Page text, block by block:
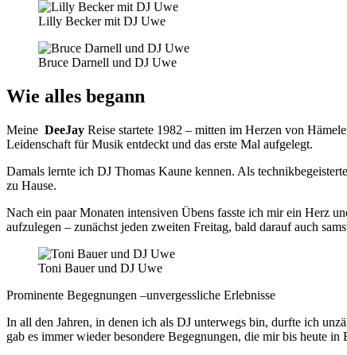
Lilly Becker mit DJ Uwe
Bruce Darnell und DJ Uwe
Wie alles begann
Meine DeeJay Reise startete 1982 – mitten im Herzen von
Leidenschaft für Musik entdeckt und das erste Mal aufgelegt.
Damals lernte ich DJ Thomas Kaune kennen. Als
zu Hause.
Nach ein paar Monaten intensiven Übens fasste ich mir ein Herz
aufzulegen – zunächst jeden zweiten Freitag, bald darauf auch
Toni Bauer und DJ Uwe
Prominente Begegnungen –unvergessliche Erlebnisse
In all den Jahren, in denen ich als DJ unterwegs bin, durfte ich
gab es immer wieder besondere Begegnungen, die mir bis heute in